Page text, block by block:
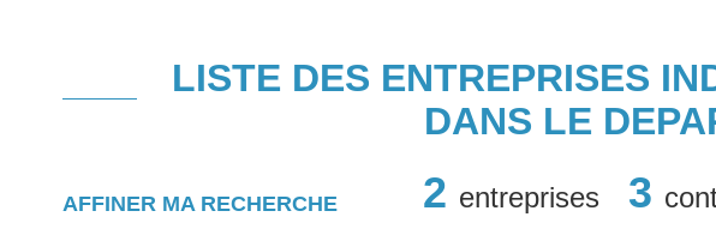
LISTE DES ENTREPRISES
DANS LE
AFFINER MA RECHERCHE 2 entreprises 3